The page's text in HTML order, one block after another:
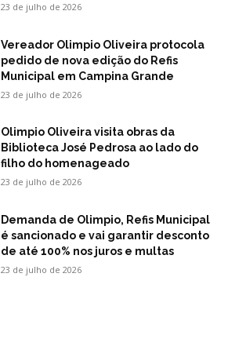
23 de julho de 2026
Vereador Olimpio Oliveira protocola
pedido de nova edição do Refis
Municipal em Campina Grande
23 de julho de 2026
Olimpio Oliveira visita obras da
Biblioteca José Pedrosa ao lado do
filho do homenageado
23 de julho de 2026
Demanda de Olimpio, Refis Municipal
é sancionado e vai garantir desconto
de até 100% nos juros e multas
23 de julho de 2026